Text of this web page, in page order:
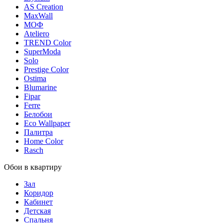
AS Creation
MaxWall
МОФ
Ateliero
TREND Color
SuperModa
Solo
Prestige Color
Ostima
Blumarine
Fipar
Ferre
Белобои
Eco Wallpaper
Палитра
Home Color
Rasch
Обои в квартиру
Зал
Коридор
Кабинет
Детская
Спальня